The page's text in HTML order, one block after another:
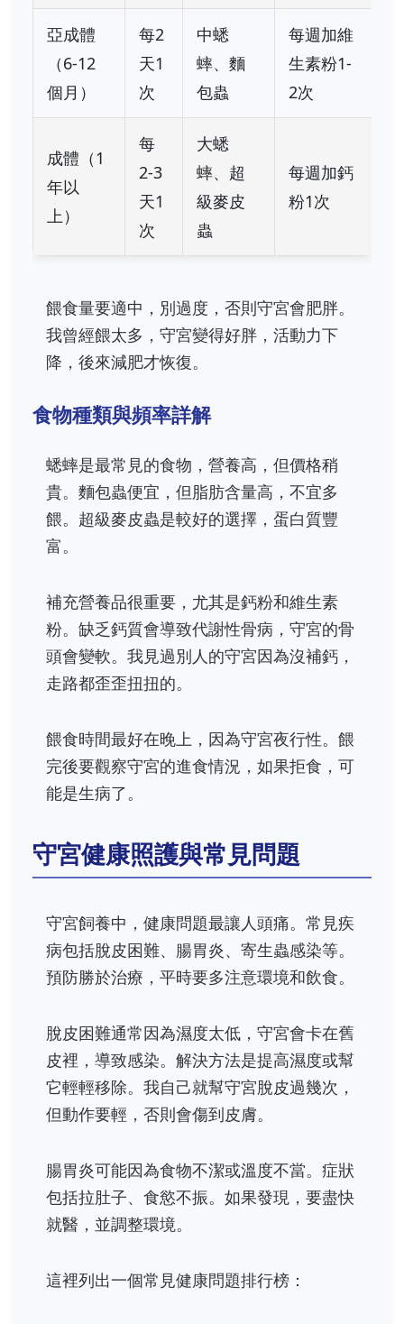
亞成體
（6-12
個月）
每2
天1
次
中蟋
蟀、麵
包蟲
每週加維
生素粉1-
2次
成體（1
年以
上）
每
2-3
天1
次
大蟋
蟀、超
級麥皮
蟲
每週加鈣
粉1次
餵食量要適中，別過度，否則守宮會肥胖。
我曾經餵太多，守宮變得好胖，活動力下
降，後來減肥才恢復。
食物種類與頻率詳解
蟋蟀是最常見的食物，營養高，但價格稍
貴。麵包蟲便宜，但脂肪含量高，不宜多
餵。超級麥皮蟲是較好的選擇，蛋白質豐
富。
補充營養品很重要，尤其是鈣粉和維生素
粉。缺乏鈣質會導致代謝性骨病，守宮的骨
頭會變軟。我見過別人的守宮因為沒補鈣，
走路都歪歪扭扭的。
餵食時間最好在晚上，因為守宮夜行性。餵
完後要觀察守宮的進食情況，如果拒食，可
能是生病了。
守宮健康照護與常見問題
守宮飼養中，健康問題最讓人頭痛。常見疾
病包括脫皮困難、腸胃炎、寄生蟲感染等。
預防勝於治療，平時要多注意環境和飲食。
脫皮困難通常因為濕度太低，守宮會卡在舊
皮裡，導致感染。解決方法是提高濕度或幫
它輕輕移除。我自己就幫守宮脫皮過幾次，
但動作要輕，否則會傷到皮膚。
腸胃炎可能因為食物不潔或溫度不當。症狀
包括拉肚子、食慾不振。如果發現，要盡快
就醫，並調整環境。
這裡列出一個常見健康問題排行榜：